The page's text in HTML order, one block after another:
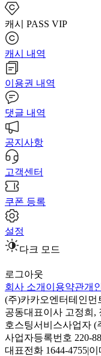
캐시 PASS VIP
캐시 내역
이용권 내역
댓글 내역
공지사항
고객센터
쿠폰 등록
설정
다크 모드
로그아웃
회사 소개 이용약관개
(주)카카오엔터테인먼
공동대표이사 고정희,
호스팅서비스사업자 (
사업자등록번호 220-
대표전화 1644-4755|이